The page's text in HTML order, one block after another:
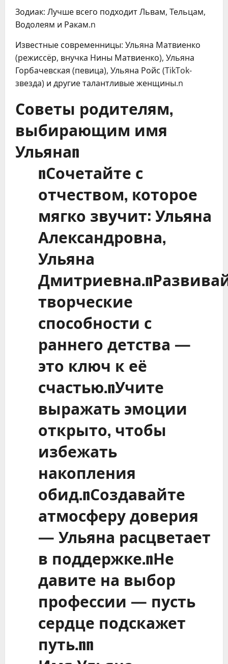
Зодиак: Лучше всего подходит Львам, Тельцам,
Водолеям и Ракам.n
Известные современницы: Ульяна Матвиенко
(режиссёр, внучка Нины Матвиенко), Ульяна
Горбачевская (певица), Ульяна Ройс (TikTok-
звезда) и другие талантливые женщины.n
Советы родителям,
выбирающим имя
Ульянаn
nСочетайте с
отчеством, которое
мягко звучит: Ульяна
Александровна,
Ульяна
творческие
способности с
раннего детства —
это ключ к её
счастью.nУчите
выражать эмоции
открыто, чтобы
избежать
накопления
обид.nСоздавайте
атмосферу доверия
— Ульяна расцветает
в поддержке.nНе
давите на выбор
профессии — пусть
сердце подскажет
путь.nn